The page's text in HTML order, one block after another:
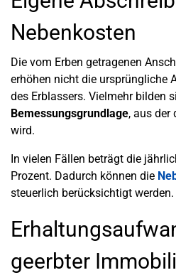
Nebenkosten
Die vom Erben getragenen
erhöhen nicht die ursprüngliche
des Erblassers. Vielmehr bilden
Bemessungsgrundlage, aus der
wird.
In vielen Fällen beträgt die
Prozent. Dadurch können die
steuerlich berücksichtigt werden.
geerbter